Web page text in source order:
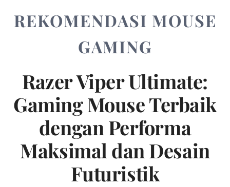
REKOMENDASI MOUSE
GAMING
Razer Viper Ultimate:
Gaming Mouse Terbaik
dengan Performa
Maksimal dan Desain
Futuristik